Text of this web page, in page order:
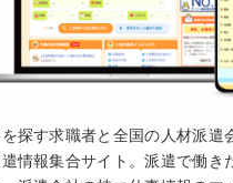
探す求職者と全国の人材派遣
情報集合サイト。派遣で働き